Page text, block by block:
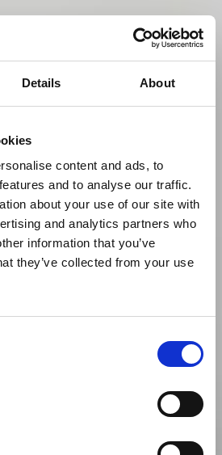
Details About
content and ads, to
and to analyse our traffic.
about your use of our site with
and analytics partners who
information that you’ve
they’ve collected from your use